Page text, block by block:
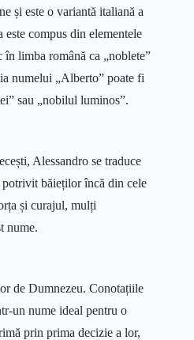
și este o variantă italiană a
compus din elementele
în limba română ca „noblete”
numelui „Alberto” poate fi
sau „nobilul luminos”.
Alessandro se traduce
potrivit băieților încă din cele
și curajul, mulți
nume.
de Dumnezeu. Conotațiile
un nume ideal pentru o
prin prima decizie a lor,